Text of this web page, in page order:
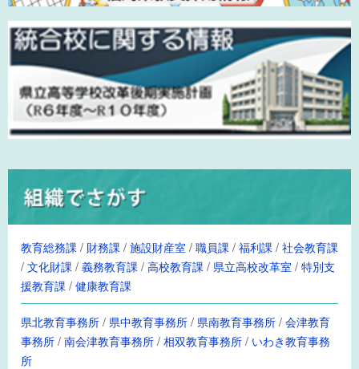
教育総務課 / 財務課 /施設財産室 /職員課 /福利課 /社会教育課
/文化財課 /義務教育課 /高校教育課 / 県立高校改革室 /特別支
援教育課 /健康教育課
県北教育事務所/ 県中教育事務所/ 県南教育事務所/会津教育
事務所/南会津教育事務所/相双教育事務所/ いわき教育事務
所